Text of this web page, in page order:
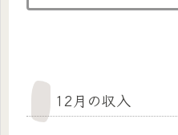
12月の収入